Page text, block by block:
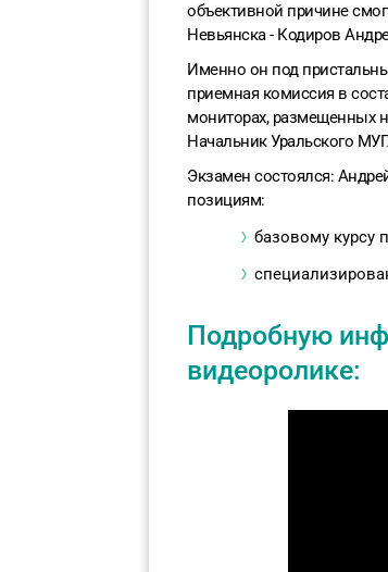
объективной причине
Невьянска - Кодиров
Именно он под
приемная комиссия в
мониторах, размещенных
Начальник Уральского
Экзамен состоялся:
позициям:
базовому курсу
Подробную
видеоролике: